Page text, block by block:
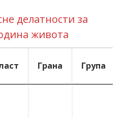
делатности за
живота
Грана Група